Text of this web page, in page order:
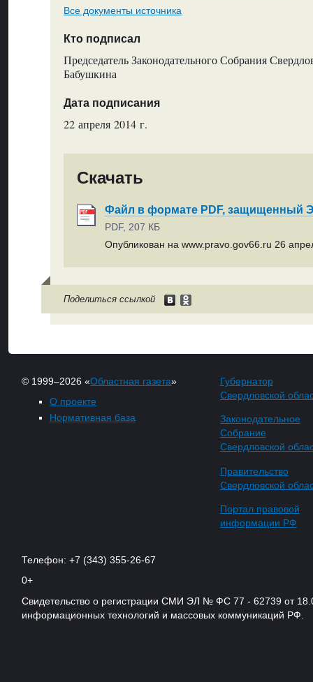
Все документы источника
Кто подписал
Председатель Законодательного Собрания
Бабушкина
Дата подписания
22 апреля 2014 г.
Скачать
Файл в формате PDF, защищенный
PDF, 207 КБ
Опубликован на www.pravo.gov66.ru 26
Поделиться ссылкой
© 1999–2026 «Областная газета»
О проекте
Нормативная база
Губернатор
Свердловской
Законодательное
Собрание
Свердловской
Правительство
Свердловской
Портал правовой
информации РФ
Телефон: +7 (343) 355-26-67
0+
Свидетельство о регистрации СМИ ЭЛ № ФС 77 - 62739 от
информационных технологий и массовых коммуникаций РФ.